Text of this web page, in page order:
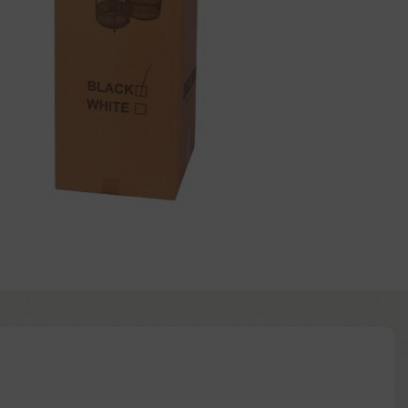
Comprar ya